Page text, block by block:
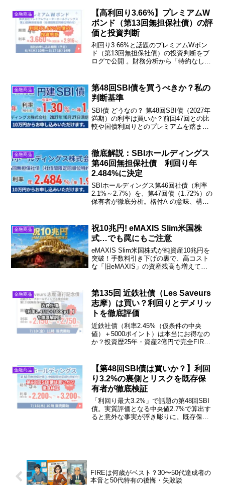
金融商品
【高利回り3.66%】プレミアムW
ボンド（第13回無担保社債）の評
価と投資判断
利回り3.66%と話題のプレミアムWボン
ド（第13回無担保社債）の投資判断をブ
ログで公開 。財務分析から「特約なし」
活用法も紹介 。ぜひ参考に！
金融商品
第48回SBI債を買うべきか？私の
判断基準
SBI債 どうなの？ 第48回SBI債（2027年
満期）の利率は買いか？前回47回との比
較や国債利回りとのプレミアムを踏ま
金融商品
徹底解説：SBIホールディングス
第46回無担保社債 利回り年
2.484%に決定
SBIホールディングス第46回社債（利率
2.1%～2.7%）を、第47回債（1.72%）の
保有者が徹底分析。格付A-の意味、構造
に知っておくべきポイントを実体験とと
もに解説します。
金融商品
祝10兆円! eMAXIS Slim米国株
式…でも罠にもご注意
eMAXIS Slim米国株式が純資産10兆円を
突破！手数料引き下げの裏で、高コスト
な「旧eMAXIS」の資産残高も増えてま
金融商品
第135回 近鉄社債（Les Saveurs
志摩）は買い？利回りとデメリッ
トを徹底評価
近鉄社債（利率2.45%（仮条件の中央
値）＋5000ポイント）は本当にお得なの
か？投資歴25年・資産2億円で完全FIRE
投資判断に迷っている方は必見です！
金融商品
【第48回SBI債は買いか？】利回
り3.2%の裏側とリスクを既存保
有者が徹底検証
「利回り最大3.2%」で話題の第48回SBI
債。実質評価となる中央値2.7%で算出す
ると意外な事実が浮き彫りに。既存保有
FIREは何歳がベスト？30〜50代達成者の
本音と50代特有の後悔・失敗談